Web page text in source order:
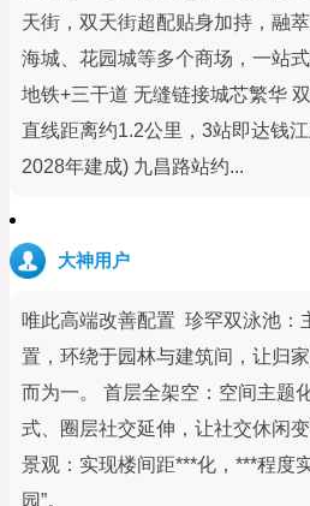
天街，双天街超配贴身加持，融
海城、花园城等多个商场，一站
地铁+三干道 无缝链接城芯繁华
直线距离约1.2公里，3站即达钱
2028年建成) 九昌路站约...
大神用户
唯此高端改善配置 珍罕双泳池：
置，环绕于园林与建筑间，让归
而为一。 首层全架空：空间主题
式、圈层社交延伸，让社交休闲
景观：实现楼间距***化，***程度
园”。